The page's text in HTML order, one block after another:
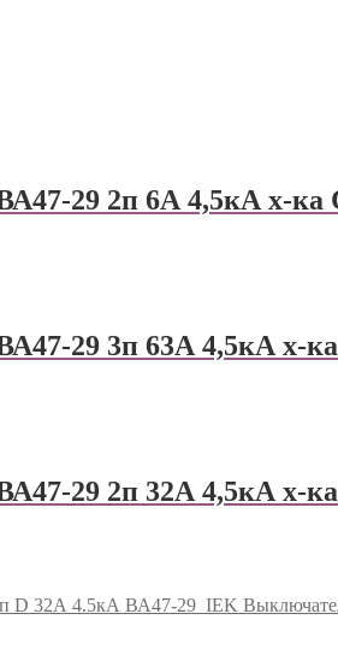
29 2п 6А 4,5кА х-
29 3п 63А 4,5кА х-
29 2п 32А 4,5кА х-
D 32А 4.5кА ВА47-29 IEK